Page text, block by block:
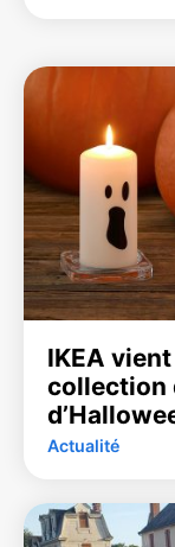
IKEA
collection
Actualité